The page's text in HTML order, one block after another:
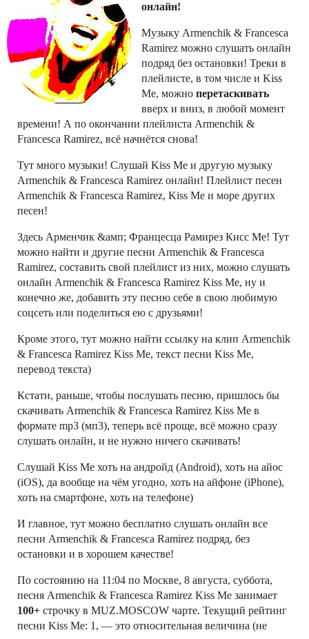
онлайн!
Музыку Armenchik & Francesca
Ramirez можно слушать онлайн
подряд без остановки! Треки в
плейлисте, в том числе и Kiss
Me, можно перетаскивать
вверх и вниз, в любой момент
времени! А по окончании плейлиста Armenchik &
Francesca Ramirez, всё начнётся снова!
Тут много музыки! Слушай Kiss Me и другую музыку
Armenchik & Francesca Ramirez онлайн! Плейлист песен
Armenchik & Francesca Ramirez, Kiss Me и море других
песен!
Здесь Арменчик &амп; Францесца Рамирез Кисс Ме! Тут
можно найти и другие песни Armenchik & Francesca
Ramirez, составить свой плейлист из них, можно слушать
онлайн Armenchik & Francesca Ramirez Kiss Me, ну и
конечно же, добавить эту песню себе в свою любимую
соцсеть или поделиться ею с друзьями!
Кроме этого, тут можно найти ссылку на клип Armenchik
& Francesca Ramirez Kiss Me, текст песни Kiss Me,
перевод текста)
Кстати, раньше, чтобы послушать песню, пришлось бы
скачивать Armenchik & Francesca Ramirez Kiss Me в
формате mp3 (мп3), теперь всё проще, всё можно сразу
слушать онлайн, и не нужно ничего скачивать!
Слушай Kiss Me хоть на андройд (Android), хоть на айос
(iOS), да вообще на чём угодно, хоть на айфоне (iPhone),
хоть на смартфоне, хоть на телефоне)
И главное, тут можно бесплатно слушать онлайн все
песни Armenchik & Francesca Ramirez подряд, без
остановки и в хорошем качестве!
По состоянию на 11:04 по Москве, 8 августа, суббота,
песня Armenchik & Francesca Ramirez Kiss Me занимает
100+ строчку в MUZ.MOSCOW чарте. Текущий рейтинг
песни Kiss Me: 1, — это относительная величина (не